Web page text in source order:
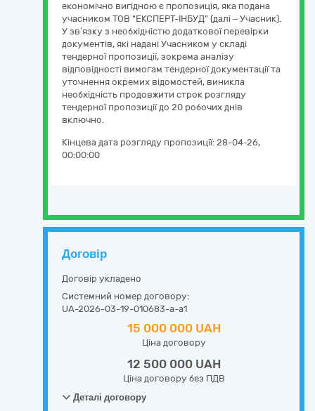
економічно вигідною є пропозиція, яка подана
учасником ТОВ "ЕКСПЕРТ-ІНБУД" (далі – Учасник).
У зв’язку з необхідністю додаткової перевірки
документів, які надані Учасником у складі
тендерної пропозиції, зокрема аналізу
відповідності вимогам тендерної документації та
уточнення окремих відомостей, виникла
необхідність продовжити строк розгляду
тендерної пропозиції до 20 робочих днів
включно.
Кінцева дата розгляду пропозиції: 28-04-26,
00:00:00
Договір
Договір укладено
Системний номер договору:
UA-2026-03-19-010683-a-a1
15 000 000 UAH
Ціна договору
12 500 000 UAH
Ціна договору без ПДВ
Деталі договору